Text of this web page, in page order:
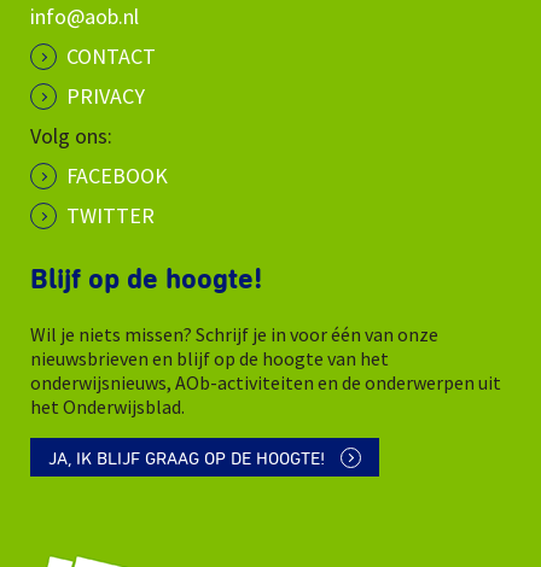
info@aob.nl
CONTACT
PRIVACY
Volg ons:
FACEBOOK
TWITTER
Blijf op de hoogte!
Wil je niets missen? Schrijf je in voor één van onze
nieuwsbrieven en blijf op de hoogte van het
onderwijsnieuws, AOb-activiteiten en de onderwerpen uit
het Onderwijsblad.
JA, IK BLIJF GRAAG OP DE HOOGTE!